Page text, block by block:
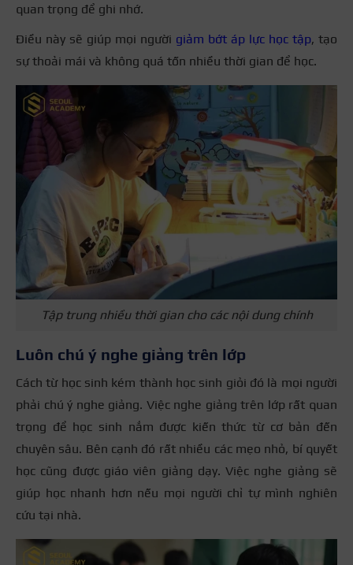
quan trọng để ghi nhớ.
Điều này sẽ giúp mọi người giảm bớt áp lực học tập, tạo
sự thoải mái và không quá tốn nhiều thời gian để học.
Tập trung nhiều thời gian cho các nội dung chính
Luôn chú ý nghe giảng trên lớp
Cách từ học sinh kém thành học sinh giỏi đó là mọi người
phải chú ý nghe giảng. Việc nghe giảng trên lớp rất quan
trọng để học sinh nắm được kiến thức từ cơ bản đến
chuyên sâu. Bên cạnh đó rất nhiều các mẹo nhỏ, bí quyết
học cũng được giáo viên giảng dạy. Việc nghe giảng sẽ
giúp học nhanh hơn nếu mọi người chỉ tự mình nghiên
cứu tại nhà.